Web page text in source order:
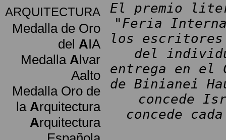
ARQUITECTURA
Medalla de Oro
del AIA
Medalla Alvar
Aalto
Medalla Oro de
la Arquitectura
Arquitectura
El premio
"Feria
los
del
entrega en el
de Binianei
concede
concede